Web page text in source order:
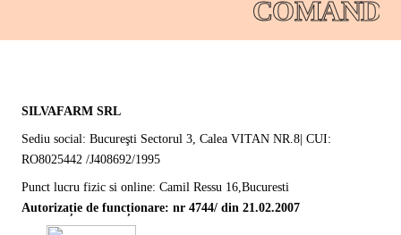
SILVAFARM SRL
Sediu social: Bucureşti Sectorul 3, Calea VITAN NR.8| CUI:
RO8025442 /J408692/1995
Punct lucru fizic si online: Camil Ressu 16,Bucuresti
Autorizație de funcționare: nr 4744/ din 21.02.2007